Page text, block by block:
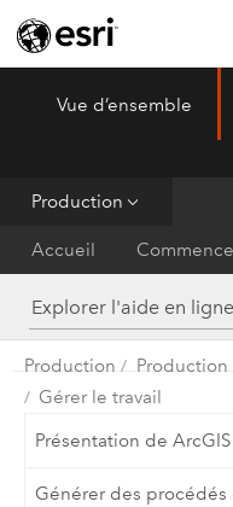
ArcGIS AllSource
Vue d’ensemble
Production
Accueil
Production
Gérer le travail
Présentation de
Générer des